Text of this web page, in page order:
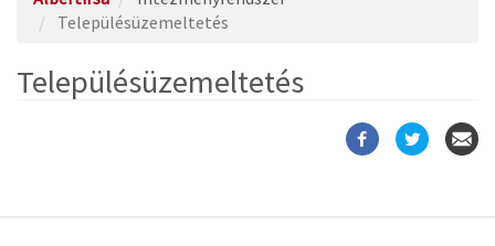
Településüzemeltetés
Településüzemeltetés